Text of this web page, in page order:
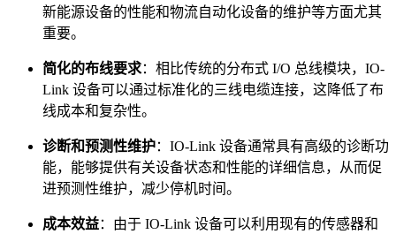
新能源设备的性能和物流自动化设备的维护等方面尤其
重要。
简化的布线要求：相比传统的分布式 I/O 总线模块，IO-
Link 设备可以通过标准化的三线电缆连接，这降低了布
线成本和复杂性。
诊断和预测性维护：IO-Link 设备通常具有高级的诊断功
能，能够提供有关设备状态和性能的详细信息，从而促
进预测性维护，减少停机时间。
成本效益：由于 IO-Link 设备可以利用现有的传感器和